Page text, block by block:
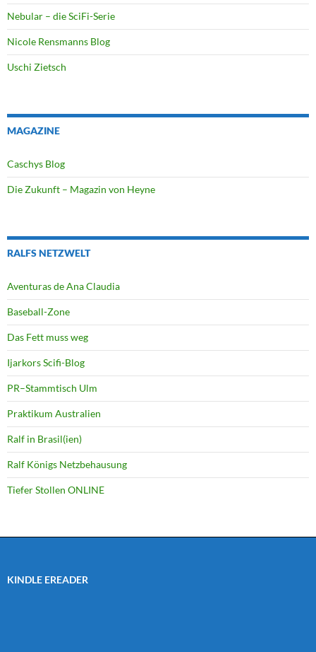
Nebular – die SciFi-Serie
Nicole Rensmanns Blog
Uschi Zietsch
MAGAZINE
Caschys Blog
Die Zukunft – Magazin von Heyne
RALFS NETZWELT
Aventuras de Ana Claudia
Baseball-Zone
Das Fett muss weg
Ijarkors Scifi-Blog
PR–Stammtisch Ulm
Praktikum Australien
Ralf in Brasil(ien)
Ralf Königs Netzbehausung
Tiefer Stollen ONLINE
KINDLE EREADER